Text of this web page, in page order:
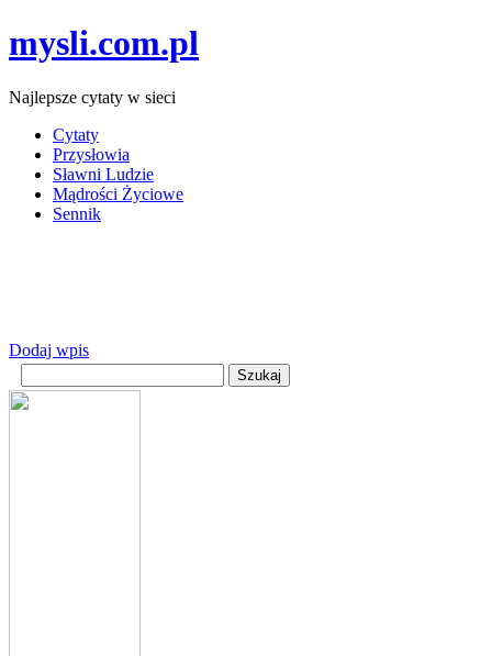
mysli.com.pl
Najlepsze cytaty w sieci
Cytaty
Przysłowia
Sławni Ludzie
Mądrości Życiowe
Sennik
Dodaj wpis